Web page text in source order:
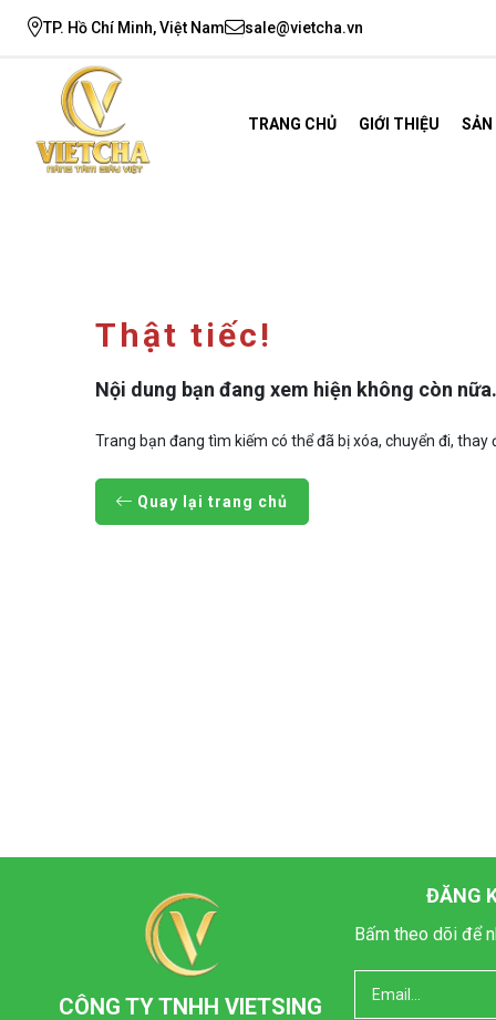
TP. Hồ Chí Minh, Việt Nam sale@vietcha.vn
TRANG CHỦ GIỚI THIỆU
Thật tiếc!
Nội dung bạn đang xem hiện không còn nữa.
Trang bạn đang tìm kiếm có thể đã bị xóa, chuyển đi,
Quay lại trang chủ
CÔNG TY TNHH VIETSING
ĐĂNG
Bấm theo dõi để